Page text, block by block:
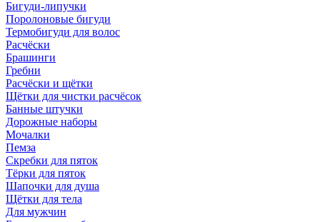
Бигуди-липучки
Поролоновые бигуди
Термобигуди для волос
Расчёски
Брашинги
Гребни
Расчёски и щётки
Щётки для чистки расчёсок
Банные штучки
Дорожные наборы
Мочалки
Пемза
Скребки для пяток
Тёрки для пяток
Шапочки для душа
Щётки для тела
Для мужчин